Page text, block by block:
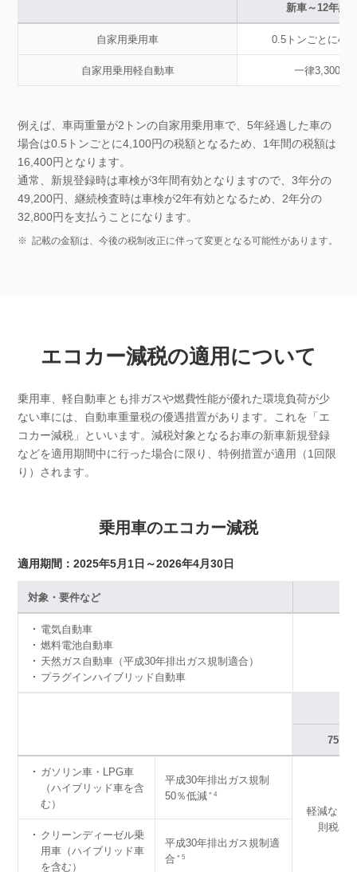
新車～12年経
自家用乗用車 0.5トンごとに
自家用乗用軽自動車 一律3,300円
例えば、車両重量が2トンの自家用乗用車で、5年経過した車の
場合は0.5トンごとに4,100円の税額となるため、1年間の税額は
16,400円となります。
通常、新規登録時は車検が3年間有効となりますので、3年分の
49,200円、継続検査時は車検が2年有効となるため、2年分の
32,800円を支払うことになります。
※ 記載の金額は、今後の税制改正に伴って変更となる可能性があります。
エコカー減税の適用について
乗用車、軽自動車とも排ガスや燃費性能が優れた環境負荷が少
ない車には、自動車重量税の優遇措置があります。これを「エ
コカー減税」といいます。減税対象となるお車の新車新規登録
などを適用期間中に行った場合に限り、特例措置が適用（1回限
り）されます。
乗用車のエコカー減税
適用期間：2025年5月1日～2026年4月30日
対象・要件など
電気自動車
燃料電池自動車
天然ガス自動車（平成30年排出ガス規制適合）
プラグインハイブリッド自動車
75％
ガソリン車・LPG車
（ハイブリッド車を含
む）
平成30年排出ガス規制
50％低減 ＊4
軽減なし
則税率
クリーンディーゼル乗
用車（ハイブリッド車
を含む）
平成30年排出ガス規制適
合 ＊5